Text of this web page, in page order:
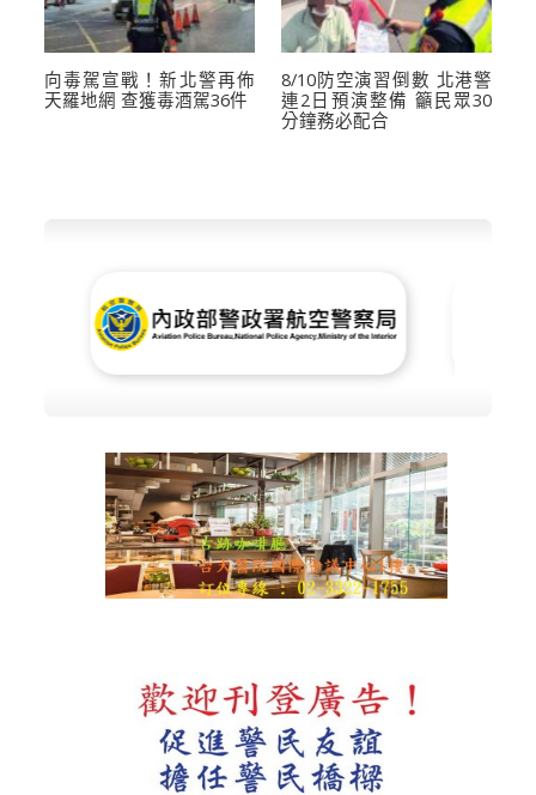
向毒駕宣戰！新北警再佈
天羅地網 查獲毒酒駕36件
8/10防空演習倒數 北港警
連2日預演整備 籲民眾30
分鐘務必配合